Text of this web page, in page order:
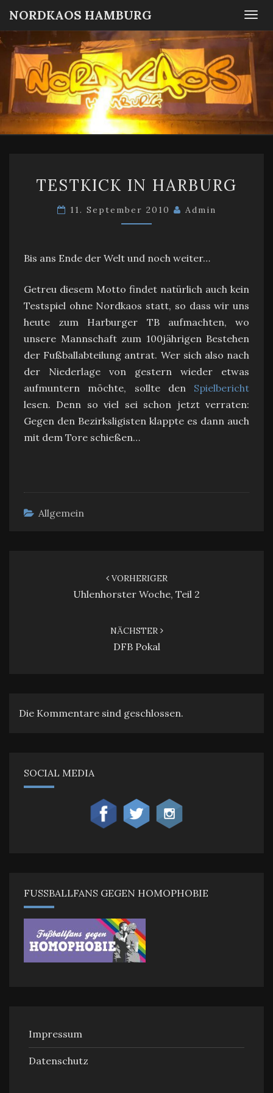
NORDKAOS HAMBURG
Fanszene
SC
Victoria
Hamburg
IN
HARBURG
TESTKICK IN HARBURG
11. September 2010 Admin
Bis ans Ende der Welt und noch weiter…
Getreu diesem Motto findet natürlich auch kein
Testspiel ohne Nordkaos statt, so dass wir uns
heute zum Harburger TB aufmachten, wo
unsere Mannschaft zum 100jährigen Bestehen
der Fußballabteilung antrat. Wer sich also nach
der Niederlage von gestern wieder etwas
aufmuntern möchte, sollte den Spielbericht
lesen. Denn so viel sei schon jetzt verraten:
Gegen den Bezirksligisten klappte es dann auch
mit dem Tore schießen…
Allgemein
VORHERIGER
Uhlenhorster Woche, Teil 2
NÄCHSTER
DFB Pokal
Die Kommentare sind geschlossen.
SOCIAL MEDIA
FUSSBALLFANS GEGEN HOMOPHOBIE
Impressum
Datenschutz